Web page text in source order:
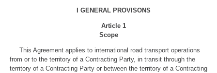
I GENERAL PROVISONS
Article 1
Scope
This Agreement applies to international road transport operations
from or to the territory of a Contracting Party, in transit through the
territory of a Contracting Party or between the territory of a Contracting